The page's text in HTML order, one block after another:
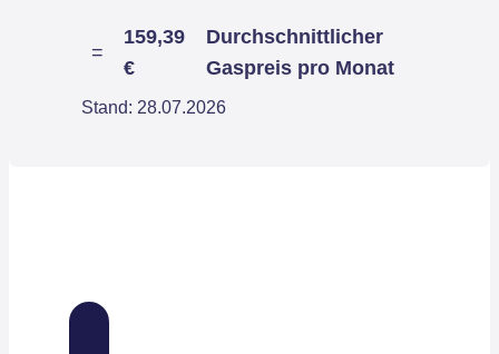
=
159,39
€
Durchschnittlicher
Gaspreis pro Monat
Stand: 28.07.2026